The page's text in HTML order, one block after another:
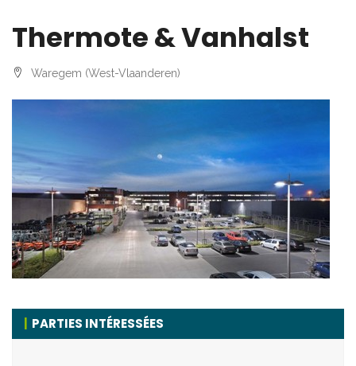
Thermote & Vanhalst
Waregem (West-Vlaanderen)
PARTIES INTÉRESSÉES